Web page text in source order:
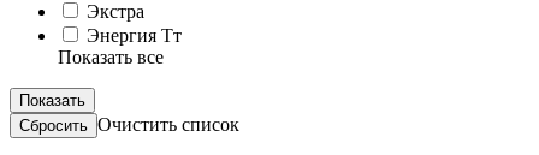
Экстра
Энергия Тт
Показать все
Очистить список